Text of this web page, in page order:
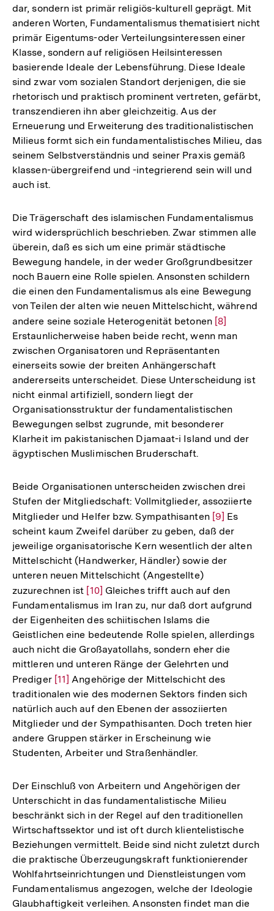
dar, sondern ist primär religiös-kulturell geprägt. Mit
anderen Worten, Fundamentalismus thematisiert nicht
primär Eigentums-oder Verteilungsinteressen einer
Klasse, sondern auf religiösen Heilsinteressen
basierende Ideale der Lebensführung. Diese Ideale
sind zwar vom sozialen Standort derjenigen, die sie
rhetorisch und praktisch prominent vertreten, gefärbt,
transzendieren ihn aber gleichzeitig. Aus der
Erneuerung und Erweiterung des traditionalistischen
Milieus formt sich ein fundamentalistisches Milieu, das
seinem Selbstverständnis und seiner Praxis gemäß
klassen-übergreifend und -integrierend sein will und
auch ist.
Die Trägerschaft des islamischen Fundamentalismus
wird widersprüchlich beschrieben. Zwar stimmen alle
überein, daß es sich um eine primär städtische
Bewegung handele, in der weder Großgrundbesitzer
noch Bauern eine Rolle spielen. Ansonsten schildern
die einen den Fundamentalismus als eine Bewegung
von Teilen der alten wie neuen Mittelschicht, während
andere seine soziale Heterogenität betonen Zur
Auflösung
der
Fußnote
[8]
Erstaunlicherweise haben beide recht, wenn man
zwischen Organisatoren und Repräsentanten
einerseits sowie der breiten Anhängerschaft
andererseits unterscheidet. Diese Unterscheidung ist
nicht einmal artifiziell, sondern liegt der
Organisationsstruktur der fundamentalistischen
Bewegungen selbst zugrunde, mit besonderer
Klarheit im pakistanischen Djamaat-i Island und der
ägyptischen Muslimischen Bruderschaft.
Beide Organisationen unterscheiden zwischen drei
Stufen der Mitgliedschaft: Vollmitglieder, assoziierte
Mitglieder und Helfer bzw. Sympathisanten Zur
Auflösung
der
Fußnote
[9] Es
scheint kaum Zweifel darüber zu geben, daß der
jeweilige organisatorische Kern wesentlich der alten
Mittelschicht (Handwerker, Händler) sowie der
unteren neuen Mittelschicht (Angestellte)
zuzurechnen ist Zur
Auflösung
der
Fußnote
[10] Gleiches trifft auch auf den
Fundamentalismus im Iran zu, nur daß dort aufgrund
der Eigenheiten des schiitischen Islams die
Geistlichen eine bedeutende Rolle spielen, allerdings
auch nicht die Großayatollahs, sondern eher die
mittleren und unteren Ränge der Gelehrten und
Prediger Zur
Auflösung
der
Fußnote
[11] Angehörige der Mittelschicht des
traditionalen wie des modernen Sektors finden sich
natürlich auch auf den Ebenen der assoziierten
Mitglieder und der Sympathisanten. Doch treten hier
andere Gruppen stärker in Erscheinung wie
Studenten, Arbeiter und Straßenhändler.
Der Einschluß von Arbeitern und Angehörigen der
Unterschicht in das fundamentalistische Milieu
beschränkt sich in der Regel auf den traditionellen
Wirtschaftssektor und ist oft durch klientelistische
Beziehungen vermittelt. Beide sind nicht zuletzt durch
die praktische Überzeugungskraft funktionierender
Wohlfahrtseinrichtungen und Dienstleistungen vom
Fundamentalismus angezogen, welche der Ideologie
Glaubhaftigkeit verleihen. Ansonsten findet man die